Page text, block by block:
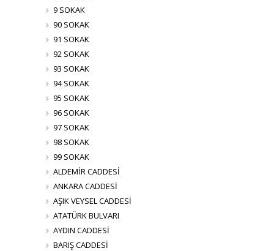
9 SOKAK
90 SOKAK
91 SOKAK
92 SOKAK
93 SOKAK
94 SOKAK
95 SOKAK
96 SOKAK
97 SOKAK
98 SOKAK
99 SOKAK
ALDEMİR CADDESİ
ANKARA CADDESİ
AŞIK VEYSEL CADDESİ
ATATÜRK BULVARI
AYDIN CADDESİ
BARIŞ CADDESİ